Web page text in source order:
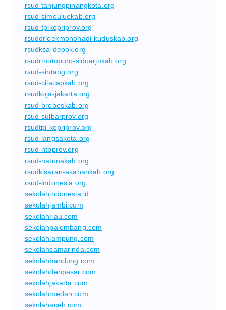
rsud-tanjungpinangkota.org
rsud-simeuluekab.org
rsud-tpikepriprov.org
rsuddrloekmonohadi-kuduskab.org
rsudksa-depok.org
rsudrtnotopuro-sidoarjokab.org
rsud-sintang.org
rsud-cilacapkab.org
rsudkoja-jakarta.org
rsud-brebeskab.org
rsud-sulbarprov.org
rsudtpi-kepriprov.org
rsud-langsakota.org
rsud-ntbprov.org
rsud-natunakab.org
rsudkisaran-asahankab.org
rsud-indonesia.org
sekolahindonesia.id
sekolahjambi.com
sekolahriau.com
sekolahpalembang.com
sekolahlampung.com
sekolahsamarinda.com
sekolahbandung.com
sekolahdenpasar.com
sekolahjakarta.com
sekolahmedan.com
sekolahaceh.com